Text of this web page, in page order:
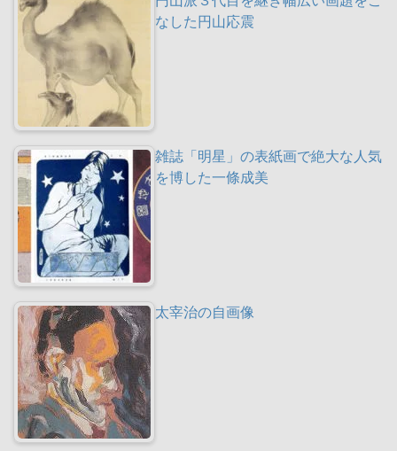
なした円山応震
雑誌「明星」の表紙画で絶大な人気
を博した一條成美
太宰治の自画像